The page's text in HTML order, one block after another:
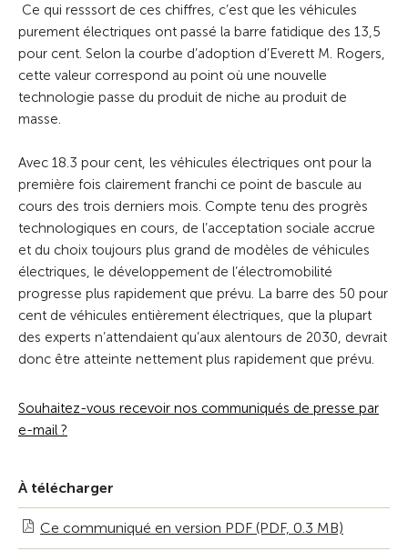
Ce qui resssort de ces chiffres, c’est que les véhicules
purement électriques ont passé la barre fatidique des 13,5
pour cent. Selon la courbe d’adoption d’Everett M. Rogers,
cette valeur correspond au point où une nouvelle
technologie passe du produit de niche au produit de
masse.
Avec 18.3 pour cent, les véhicules électriques ont pour la
première fois clairement franchi ce point de bascule au
cours des trois derniers mois. Compte tenu des progrès
technologiques en cours, de l’acceptation sociale accrue
et du choix toujours plus grand de modèles de véhicules
électriques, le développement de l’électromobilité
progresse plus rapidement que prévu. La barre des 50 pour
cent de véhicules entièrement électriques, que la plupart
des experts n’attendaient qu’aux alentours de 2030, devrait
donc être atteinte nettement plus rapidement que prévu.
Souhaitez-vous recevoir nos communiqués de presse par
e-mail ?
À télécharger
Ce communiqué en version PDF (PDF, 0.3 MB)